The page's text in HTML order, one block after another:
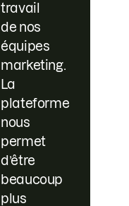
travail
de nos
équipes
marketing.
La
plateforme
nous
permet
d’être
beaucoup
plus